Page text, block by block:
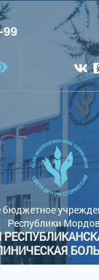
A
Черная
99
бюджетное
Республики